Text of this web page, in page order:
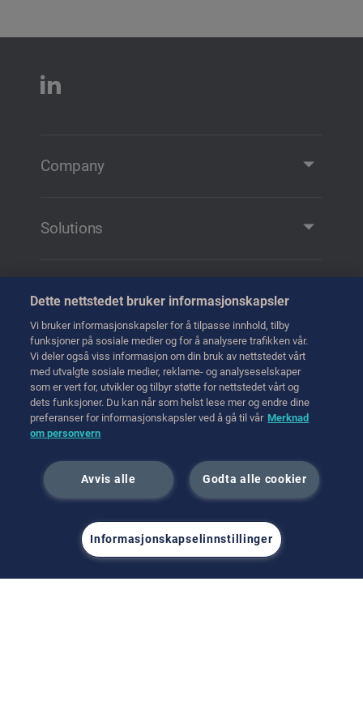
Company
Contact
Solutions
Handling
Transport
Hot Cell Equipment
Ta kontakt med oss
International (English)
juni 2023
Dette nettstedet bruker informasjonskapsler
Vi bruker informasjonskapsler for å tilpasse innhold, tilby
funksjoner på sosiale medier og for å analysere trafikken vår.
Vi deler også viss informasjon om din bruk av nettstedet vårt
med utvalgte sosiale medier, reklame- og analyseselskaper
som er vert for, utvikler og tilbyr støtte for nettstedet vårt og
dets funksjoner. Du kan når som helst lese mer og endre dine
preferanser for informasjonskapsler ved å gå til vår Merknad
om personvern
Godta alle cookier
Avvis alle
Informasjonskapselinnstillinger